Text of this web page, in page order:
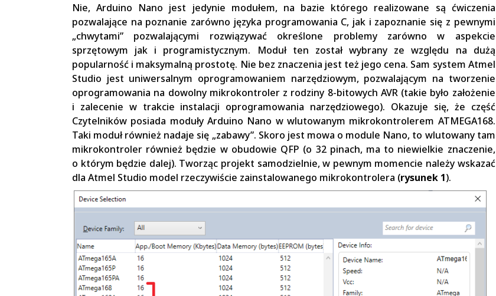
Nie, Arduino Nano jest jedynie modułem, na bazie którego realizowane są ćwiczenia
pozwalające na poznanie zarówno języka programowania C, jak i zapoznanie się z pewnymi
„chwytami” pozwalającymi rozwiązywać określone problemy zarówno w aspekcie
sprzętowym jak i programistycznym. Moduł ten został wybrany ze względu na dużą
popularność i maksymalną prostotę. Nie bez znaczenia jest też jego cena. Sam system Atmel
Studio jest uniwersalnym oprogramowaniem narzędziowym, pozwalającym na tworzenie
oprogramowania na dowolny mikrokontroler z rodziny 8-bitowych AVR (takie było założenie
i zalecenie w trakcie instalacji oprogramowania narzędziowego). Okazuje się, że część
Czytelników posiada moduły Arduino Nano w wlutowanym mikrokontrolerem ATMEGA168.
Taki moduł również nadaje się „zabawy”. Skoro jest mowa o module Nano, to wlutowany tam
mikrokontroler również będzie w obudowie QFP (o 32 pinach, ma to niewielkie znaczenie,
o którym będzie dalej). Tworząc projekt samodzielnie, w pewnym momencie należy wskazać
dla Atmel Studio model rzeczywiście zainstalowanego mikrokontrolera (rysunek 1).